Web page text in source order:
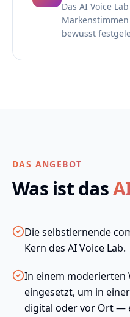
Das AI Voice
bewusst
DAS ANGEBOT
Was ist das
Die selbstlernende
Kern des AI Voice Lab.
In einem moderierten
eingesetzt, um in
digital oder vor Ort —